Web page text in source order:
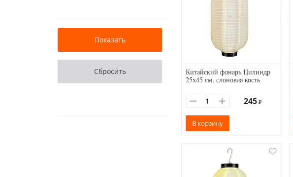
Китайский фонарь Цилиндр
25х45 см, слоновая кость
245 ₽
В корзину